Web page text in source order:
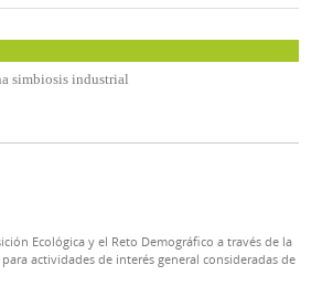
simbiosis industrial
Ecológica y el Reto Demográfico a través de la
actividades de interés general consideradas de